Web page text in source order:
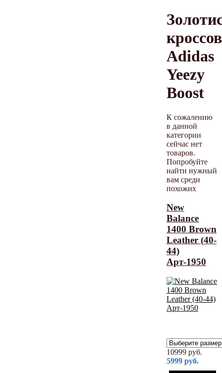
Adidas
Yeezy
Boost
К сожалению
в данной
категории
сейчас нет
товаров.
Попробуйте
найти нужный
вам среди
похожих
New
Balance
1400 Brown
Leather (40-
44)
Арт-1950
10999 руб.
5999 руб.